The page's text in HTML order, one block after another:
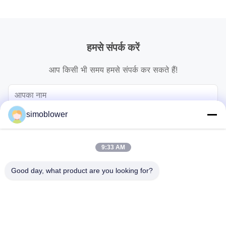
हमसे संपर्क करें
आप किसी भी समय हमसे संपर्क कर सकते हैं!
simoblower
9:33 AM
Good day, what product are you looking for?